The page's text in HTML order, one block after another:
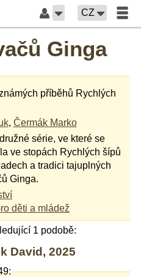
CZ
Ginga
příběhů Rychlých
, Čermák Marko
série, ve které se
ve stopách Rychlých šípů
a tradici tajuplných
Ginga.
děti a mládež
1 podobě:
David, 2025